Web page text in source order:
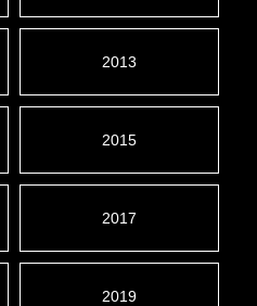
2013
2015
2017
2019